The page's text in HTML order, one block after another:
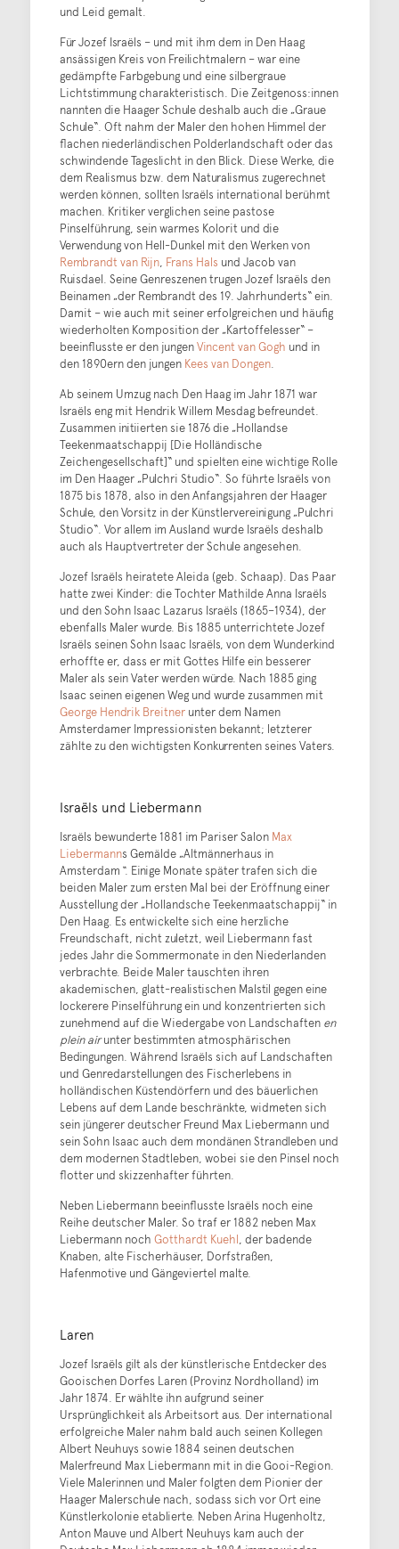
und Leid gemalt.
Für Jozef Israëls – und mit ihm dem in Den Haag
ansässigen Kreis von Freilichtmalern – war eine
gedämpfte Farbgebung und eine silbergraue
Lichtstimmung charakteristisch. Die Zeitgenoss:innen
nannten die Haager Schule deshalb auch die „Graue
Schule“. Oft nahm der Maler den hohen Himmel der
flachen niederländischen Polderlandschaft oder das
schwindende Tageslicht in den Blick. Diese Werke, die
dem Realismus bzw. dem Naturalismus zugerechnet
werden können, sollten Israëls international berühmt
machen. Kritiker verglichen seine pastose
Pinselführung, sein warmes Kolorit und die
Verwendung von Hell-Dunkel mit den Werken von
Rembrandt van Rijn, Frans Hals und Jacob van
Ruisdael. Seine Genreszenen trugen Jozef Israëls den
Beinamen „der Rembrandt des 19. Jahrhunderts“ ein.
Damit – wie auch mit seiner erfolgreichen und häufig
wiederholten Komposition der „Kartoffelesser“ –
beeinflusste er den jungenVincent van Gogh und in
den 1890ern den jungen Kees van Dongen.
Ab seinem Umzug nach Den Haag im Jahr 1871 war
Israëls eng mit Hendrik Willem Mesdag befreundet.
Zusammen initiierten sie 1876 die „Hollandse
Teekenmaatschappij [Die Holländische
Zeichengesellschaft]“ und spielten eine wichtige Rolle
im Den Haager „Pulchri Studio“. So führte Israëls von
1875 bis 1878, also in den Anfangsjahren der Haager
Schule, den Vorsitz in der Künstlervereinigung „Pulchri
Studio“. Vor allem im Ausland wurde Israëls deshalb
auch als Hauptvertreter der Schule angesehen.
Jozef Israëls heiratete Aleida (geb. Schaap). Das Paar
hatte zwei Kinder: die Tochter Mathilde Anna Israëls
und den Sohn Isaac Lazarus Israëls (1865–1934), der
ebenfalls Maler wurde. Bis 1885 unterrichtete Jozef
Israëls seinen Sohn Isaac Israëls, von dem Wunderkind
erhoffte er, dass er mit Gottes Hilfe ein besserer
Maler als sein Vater werden würde. Nach 1885 ging
Isaac seinen eigenen Weg und wurde zusammen mit
George Hendrik Breitnerunter dem Namen
Amsterdamer Impressionisten bekannt; letzterer
zählte zu den wichtigsten Konkurrenten seines Vaters.
Israëls und Liebermann
Israëls bewunderte 1881 im Pariser Salon Max
Liebermanns Gemälde „Altmännerhaus in
Amsterdam “. Einige Monate später trafen sich die
beiden Maler zum ersten Mal bei der Eröffnung einer
Ausstellung der „Hollandsche Teekenmaatschappij“ in
Den Haag. Es entwickelte sich eine herzliche
Freundschaft, nicht zuletzt, weil Liebermann fast
jedes Jahr die Sommermonate in den Niederlanden
verbrachte. Beide Maler tauschten ihren
akademischen, glatt-realistischen Malstil gegen eine
lockerere Pinselführung ein und konzentrierten sich
zunehmend auf die Wiedergabe von Landschaften en
plein airunter bestimmten atmosphärischen
Bedingungen. Während Israëls sich auf Landschaften
und Genredarstellungen des Fischerlebens in
holländischen Küstendörfern und des bäuerlichen
Lebens auf dem Lande beschränkte, widmeten sich
sein jüngerer deutscher Freund Max Liebermann und
sein Sohn Isaac auch dem mondänen Strandleben und
dem modernen Stadtleben, wobei sie den Pinsel noch
flotter und skizzenhafter führten.
Neben Liebermann beeinflusste Israëls noch eine
Reihe deutscher Maler. So traf er 1882 neben Max
Liebermann noch Gotthardt Kuehl, der badende
Knaben, alte Fischerhäuser, Dorfstraßen,
Hafenmotive und Gängeviertel malte.
Laren
Jozef Israëls gilt als der künstlerische Entdecker des
Gooischen Dorfes Laren (Provinz Nordholland) im
Jahr 1874. Er wählte ihn aufgrund seiner
Ursprünglichkeit als Arbeitsort aus. Der international
erfolgreiche Maler nahm bald auch seinen Kollegen
Albert Neuhuys sowie 1884 seinen deutschen
Malerfreund Max Liebermann mit in die Gooi-Region.
Viele Malerinnen und Maler folgten dem Pionier der
Haager Malerschule nach, sodass sich vor Ort eine
Künstlerkolonie etablierte. Neben Arina Hugenholtz,
Anton Mauve und Albert Neuhuys kam auch der